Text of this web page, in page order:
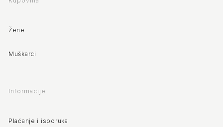
Žene
Muškarci
Informacije
Plaćanje i isporuka